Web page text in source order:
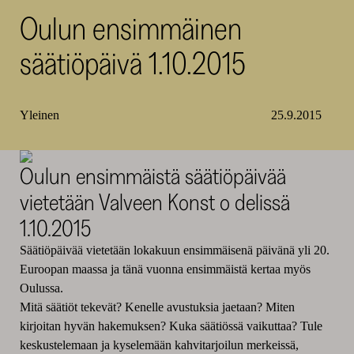
SKR
Oulun ensimmäinen
säätiöpäivä 1.10.2015
Yleinen 25.9.2015
Oulun ensimmäistä säätiöpäivää
vietetään Valveen Konst o delissä
1.10.2015
Säätiöpäivää vietetään lokakuun ensimmäisenä päivänä yli 20.
Euroopan maassa ja tänä vuonna ensimmäistä kertaa myös
Oulussa.
Mitä säätiöt tekevät? Kenelle avustuksia jaetaan? Miten
kirjoitan hyvän hakemuksen? Kuka säätiössä vaikuttaa? Tule
keskustelemaan ja kyselemään kahvitarjoilun merkeissä,